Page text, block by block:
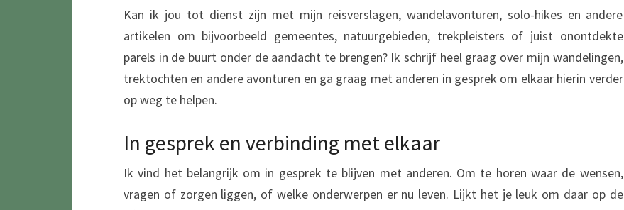
T
E
N
S
E
W
E
Kan ik jou tot dienst zijn met mijn reisverslagen, wandelavonturen, solo-hikes en andere
artikelen om bijvoorbeeld gemeentes, natuurgebieden, trekpleisters of juist onontdekte
parels in de buurt onder de aandacht te brengen? Ik schrijf heel graag over mijn wandelingen,
trektochten en andere avonturen en ga graag met anderen in gesprek om elkaar hierin verder
op weg te helpen.
In gesprek en verbinding met elkaar
Ik vind het belangrijk om in gesprek te blijven met anderen. Om te horen waar de wensen,
vragen of zorgen liggen, of welke onderwerpen er nu leven. Lijkt het je leuk om daar op de